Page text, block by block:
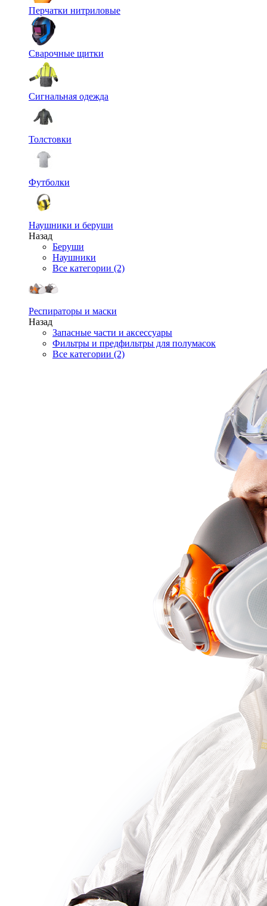
Перчатки нитриловые
Сварочные щитки
Сигнальная одежда
Толстовки
Футболки
Наушники и беруши
Назад
Беруши
Наушники
Все категории (2)
Респираторы и маски
Назад
Запасные части и аксессуары
Фильтры и предфильтры для полумасок
Все категории (2)